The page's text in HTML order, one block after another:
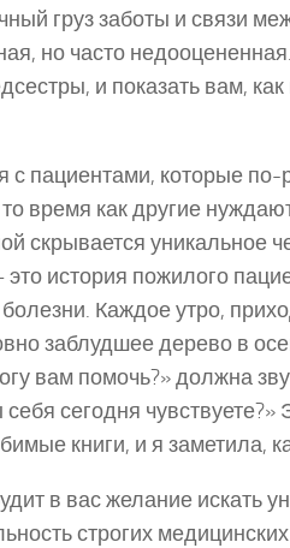
груз заботы и связи
но часто
и показать вам,
с пациентами, которые
время как другие
скрывается уникальное
история пожилого
Каждое утро,
заблудшее дерево в
вам помочь?» должна
сегодня
книги, и я заметила,
в вас желание искать
строгих